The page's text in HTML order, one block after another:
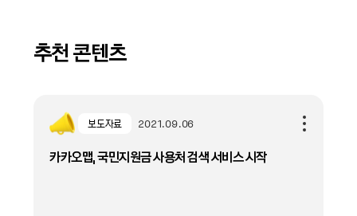
추천 콘텐츠
보도자료 2021.09.06
카카오맵, 국민지원금 사용처 검색 서비스 시작